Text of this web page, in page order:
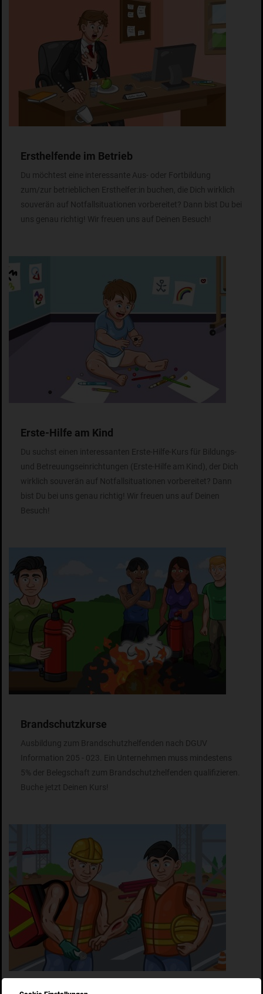
Ersthelfende im Betrieb
Du möchtest eine interessante Aus- oder Fortbildung
zum/zur betrieblichen Ersthelfer:in buchen, die Dich wirklich
souverän auf Notfallsituationen vorbereitet? Dann bist Du bei
uns genau richtig! Wir freuen uns auf Deinen Besuch!
Erste-Hilfe am Kind
Du suchst einen interessanten Erste-Hilfe-Kurs für Bildungs-
und Betreuungseinrichtungen (Erste-Hilfe am Kind), der Dich
wirklich souverän auf Notfallsituationen vorbereitet? Dann
bist Du bei uns genau richtig! Wir freuen uns auf Deinen
Besuch!
Brandschutzkurse
Ausbildung zum Brandschutzhelfenden nach DGUV
Information 205 - 023. Ein Unternehmen muss mindestens
5% der Belegschaft zum Brandschutzhelfenden qualifizieren.
Buche jetzt Deinen Kurs!